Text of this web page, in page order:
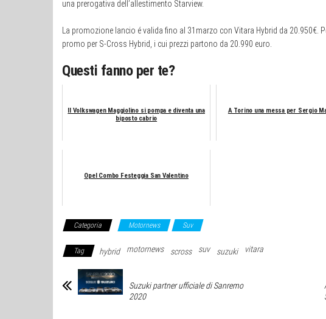
una prerogativa dellʼallestimento Starview.
La promozione lancio é valida fino al 31marzo con Vitara Hybrid da 20.950€.
promo per S-Cross Hybrid, i cui prezzi partono da 20.990 euro.
Questi fanno per te?
Il Volkswagen Maggiolino si pompa e diventa una
biposto cabrio
A Torino una messa per Sergio
Opel Combo Festeggia San Valentino
Categoria Motornews Suv
Tag hybrid motornews scross suv suzuki vitara
Suzuki partner ufficiale di Sanremo
2020